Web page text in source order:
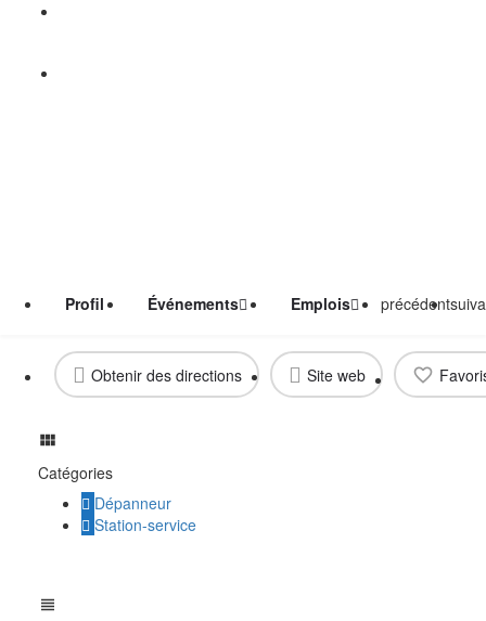
Profil Événements Emplois précédent
Obtenir des directions Site web
Catégories
Dépanneur
Station-service